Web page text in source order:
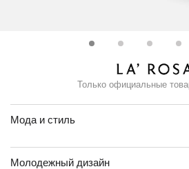
Только официальные
Мода и стиль
Молодежный дизайн